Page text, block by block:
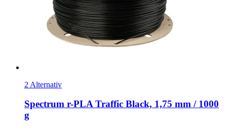
2 Alternativ
Spectrum r-​PLA Traffic Black, 1,75 mm / 1000
g